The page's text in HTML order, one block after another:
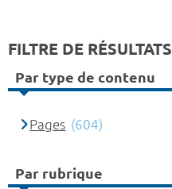
FILTRE DE RÉSULTATS
Par type de contenu
Pages (604)
Par rubrique